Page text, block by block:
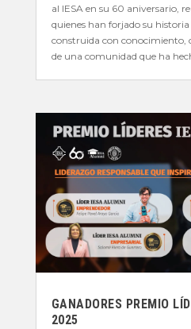
al IESA en su 60 aniversario,
quienes han forjado su
construida con conocimiento,
de una comunidad que ha
GANADORES PREMIO
2025